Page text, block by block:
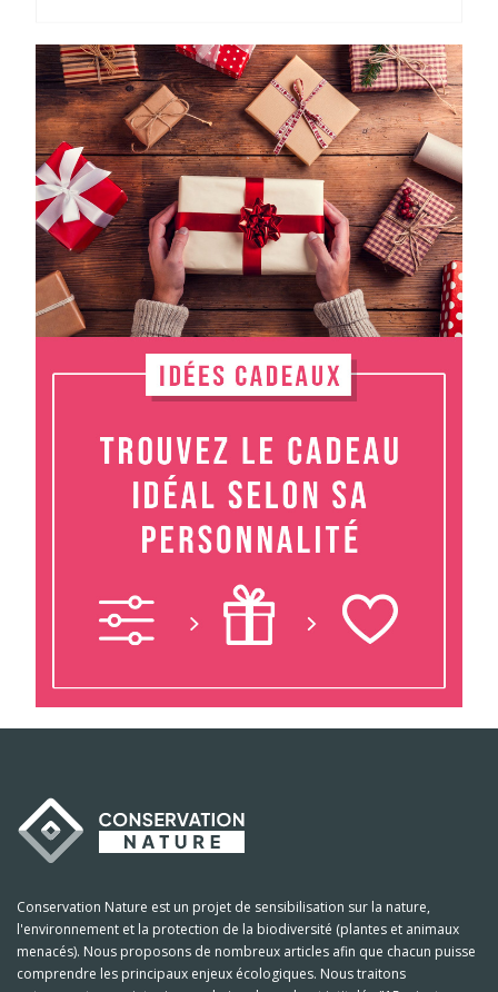
Conservation Nature est un projet de sensibilisation sur la nature,
l'environnement et la protection de la biodiversité (plantes et animaux
menacés). Nous proposons de nombreux articles afin que chacun puisse
comprendre les principaux enjeux écologiques. Nous traitons